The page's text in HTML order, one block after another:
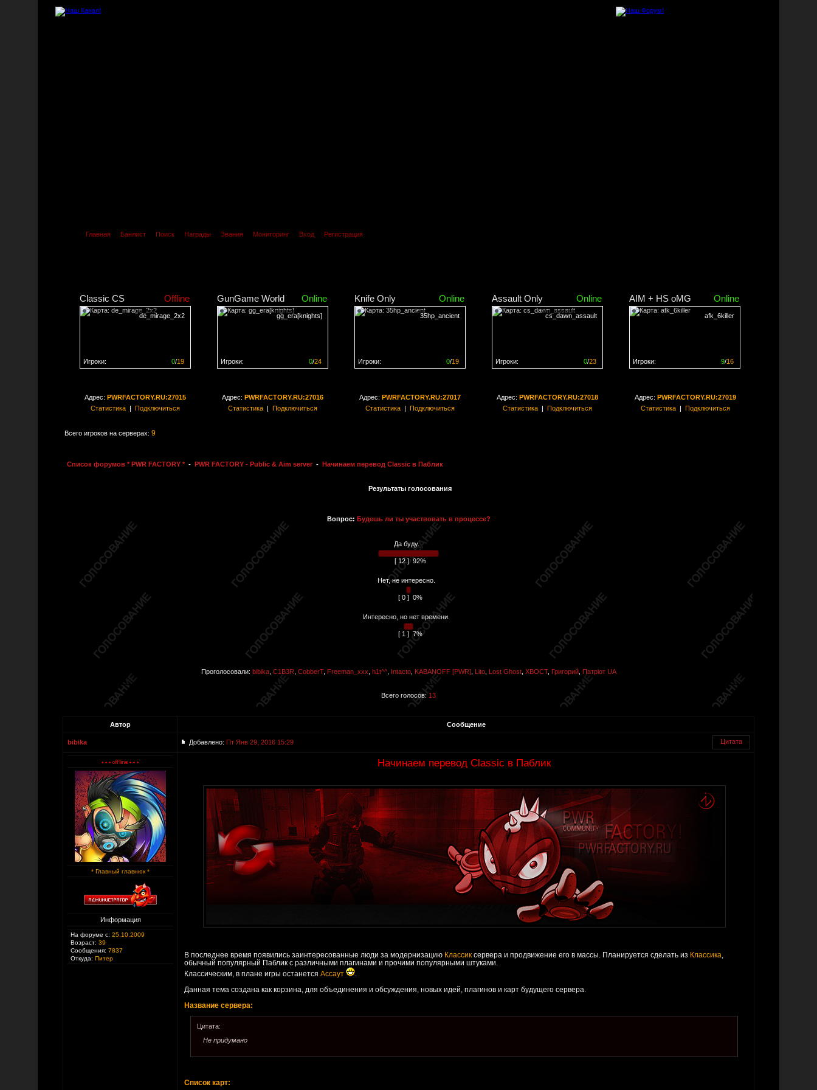
Главная Банлист Поиск Награды Звания Мониторинг Вход Регистрация
Classic CS Offline
de_mirage_2x2
0/19
Игроки:
GunGame World Online
gg_era[knights]
0/24
Игроки:
Knife Only Online
35hp_ancient
0/19
Игроки:
Assault Only Online
cs_dawn_assault
0/23
Игроки:
AIM + HS oMG Online
afk_6killer
9/16
Игроки:
Адрес: PWRFACTORY.RU:27015
Статистика| Подключиться
Адрес: PWRFACTORY.RU:27016
Статистика| Подключиться
Адрес: PWRFACTORY.RU:27017
Статистика| Подключиться
Адрес: PWRFACTORY.RU:27018
Статистика| Подключиться
Адрес: PWRFACTORY.RU:27019
Статистика| Подключиться
Всего игроков на серверах: 9
Список форумов * PWR FACTORY * - PWR FACTORY - Public & Aim server - Начинаем перевод Classic в Паблик
Результаты голосования
Вопрос: Будешь ли ты участвовать в процессе?
Да буду.
[ 12 ] 92%
Нет, не интересно.
[ 0 ] 0%
Интересно, но нет времени.
[ 1 ] 7%
Проголосовали: bibika, C1B3R, CobberT, Freeman_xxx h1t^^, Intacto, KABANOFF [PWR], Lito, Lost Ghost, XBOCT, Григорий, Патріот UA
Всего голосов:13
Автор Сообщение
bibika Добавлено: Пт Янв 29, 2016 15:29 Цитата
* Главный главнюк *
Информация
На форуме с: 25.10.2009
Возраст: 39
Сообщения: 7837
Откуда: Питер
Начинаем перевод Classic в Паблик
В последнее время появились заинтересованные люди за модернизацию Классик сервера и продвижение его в массы. Планируется сделать из Классика,
обычный популярный Паблик с различными плагинами и прочими популярными штуками.
Классическим, в плане игры останется Ассаут
.
Данная тема создана как корзина, для объединения и обсуждения, новых идей, плагинов и карт будущего сервера.
Название сервера:
Цитата:
Не придумано
Список карт: